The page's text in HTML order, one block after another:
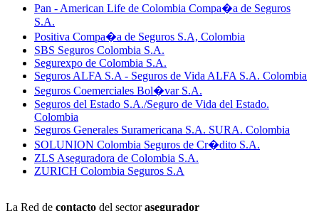
Pan - American Life de Colombia Compa�a de Seguros
S.A.
Positiva Compa�a de Seguros S.A, Colombia
SBS Seguros Colombia S.A.
Segurexpo de Colombia S.A.
Seguros ALFA S.A - Seguros de Vida ALFA S.A. Colombia
Seguros Coemerciales Bol�var S.A.
Seguros del Estado S.A./Seguro de Vida del Estado.
Colombia
Seguros Generales Suramericana S.A. SURA. Colombia
SOLUNION Colombia Seguros de Cr�dito S.A.
ZLS Aseguradora de Colombia S.A.
ZURICH Colombia Seguros S.A
La Red de contacto del sectorasegurador